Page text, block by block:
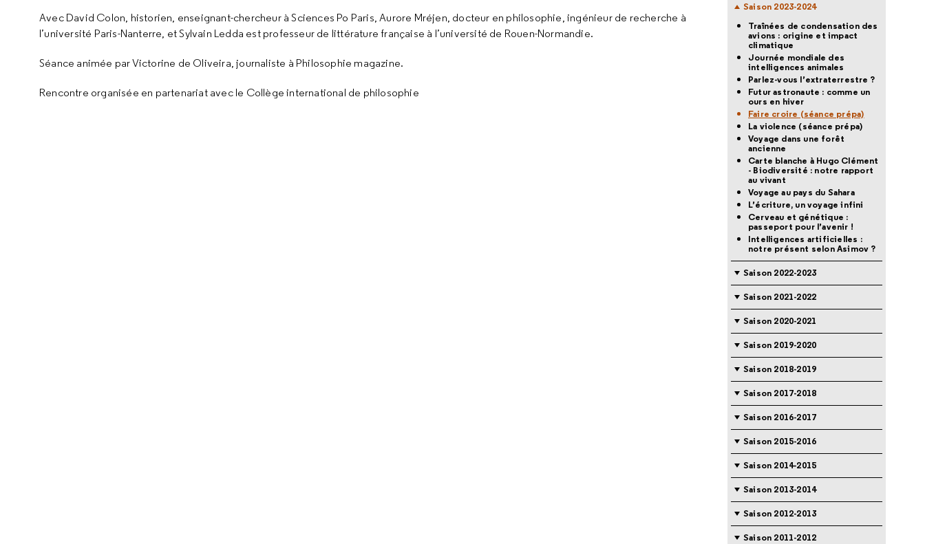
Avec David Colon, historien, enseignant-chercheur à Sciences Po Paris, Aurore Mréjen, docteur en philosophie, ingénieur de recherche à
l’université Paris-Nanterre, et Sylvain Ledda est professeur de littérature française à l’université de Rouen-Normandie.
Séance animée par Victorine de Oliveira, journaliste à Philosophie magazine.
Rencontre organisée en partenariat avec le Collège international de philosophie
Saison 2023-2024
Traînées de condensation des
avions : origine et impact
climatique
Journée mondiale des
intelligences animales
Parlez-vous l’extraterrestre ?
Futur astronaute : comme un
ours en hiver
Faire croire (séance prépa)
La violence (séance prépa)
Voyage dans une forêt
ancienne
Carte blanche à Hugo Clément
- Biodiversité : notre rapport
au vivant
Voyage au pays du Sahara
L’écriture, un voyage infini
Cerveau et génétique :
passeport pour l’avenir !
Intelligences artificielles :
notre présent selon Asimov ?
Saison 2022-2023
Saison 2021-2022
Saison 2020-2021
Saison 2019-2020
Saison 2018-2019
Saison 2017-2018
Saison 2016-2017
Saison 2015-2016
Saison 2014-2015
Saison 2013-2014
Saison 2012-2013
Saison 2011-2012